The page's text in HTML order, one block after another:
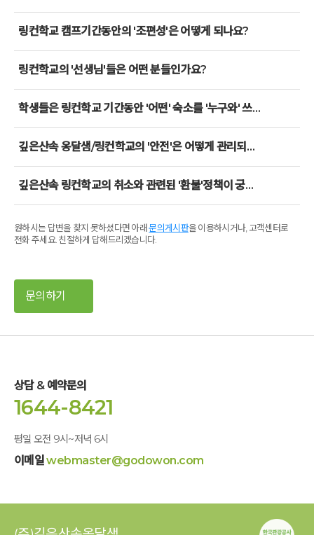
링컨학교 캠프기간동안의 '조편성'은 어떻게 되나요?
링컨학교의 '선생님'들은 어떤 분들인가요?
학생들은 링컨학교 기간동안 '어떤' 숙소를 '누구와' 쓰게 되나요?
깊은산속 옹달샘/링컨학교의 '안전'은 어떻게 관리되고 있나요?
깊은산속 링컨학교의 취소와 관련된 '환불'정책이 궁금합니다.
원하시는 답변을 찾지 못하셨다면 아래문의게시판을 이용하시거나, 고객센터로
전화 주세요. 친절하게 답해드리겠습니다.
문의하기
상담 & 예약문의
1644-8421
평일 오전 9시~저녁 6시
이메일webmaster@godowon.com